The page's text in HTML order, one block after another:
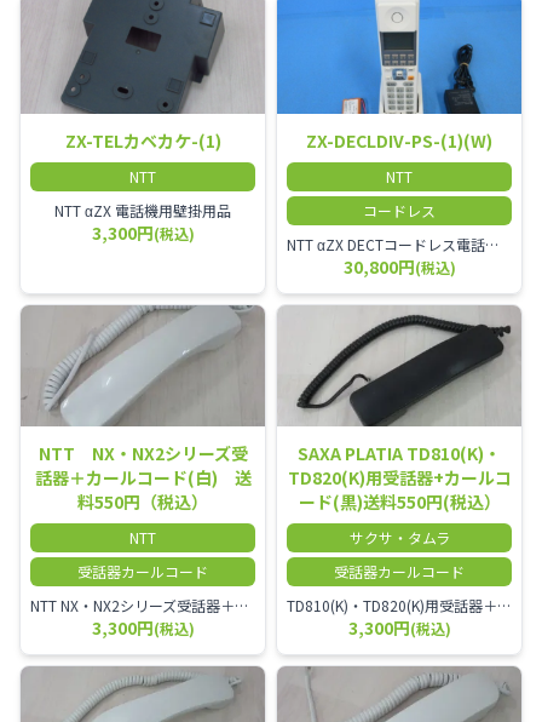
ZX-TELカベカケ-(1)
NTT
NTT αZX 電話機用壁掛用品
3,300円(税込)
ZX-DECLDIV-PS-(1)(W)
NTT
コードレス
NTT αZX DECTコードレス電話機(ダイバーシティ方式)
30,800円(税込)
NTT NX・NX2シリーズ受
話器＋カールコード(白) 送
料550円（税込）
NTT
受話器カールコード
NTT NX・NX2シリーズ受話器＋カールコード
3,300円(税込)
SAXA PLATIA TD810(K)・
TD820(K)用受話器+カールコ
ード(黒)送料550円(税込）
サクサ・タムラ
受話器カールコード
TD810(K)・TD820(K)用受話器＋カールコード セット／本商品は中古品となります。 写真では分かりにくいキズ・汚れなどの使用感があります。 予めご理解・ご了承頂きますようお願いいたします。
3,300円(税込)